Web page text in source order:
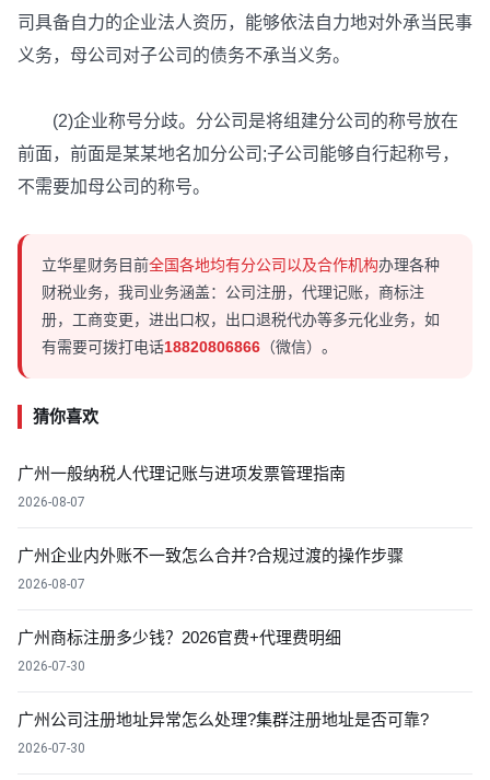
司具备自力的企业法人资历，能够依法自力地对外承当民事
义务，母公司对子公司的债务不承当义务。
(2)企业称号分歧。分公司是将组建分公司的称号放在
前面，前面是某某地名加分公司;子公司能够自行起称号，
不需要加母公司的称号。
立华星财务目前全国各地均有分公司以及合作机构办理各种
财税业务，我司业务涵盖：公司注册，代理记账，商标注
册，工商变更，进出口权，出口退税代办等多元化业务，如
有需要可拨打电话18820806866 （微信）。
猜你喜欢
广州一般纳税人代理记账与进项发票管理指南
2026-08-07
广州企业内外账不一致怎么合并?合规过渡的操作步骤
2026-08-07
广州商标注册多少钱？2026官费+代理费明细
2026-07-30
广州公司注册地址异常怎么处理?集群注册地址是否可靠?
2026-07-30